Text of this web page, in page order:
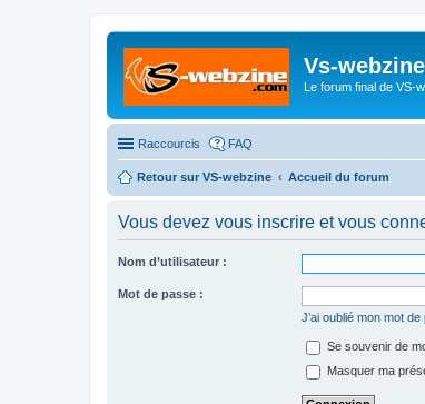
Vs-
Le forum final de VS-
Raccourcis FAQ
Retour sur VS-webzine Accueil du forum
Vous devez vous inscrire et vous
Nom d’utilisateur :
Mot de passe :
J’ai oublié mon mot
Se souvenir de
Masquer ma